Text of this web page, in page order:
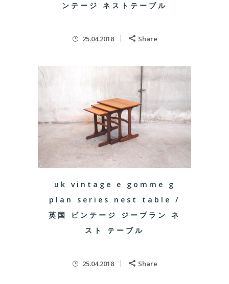
ンテージ ネストテーブル
25.04.2018 Share
uk vintage e gomme g
plan series nest table /
英国 ビンテージ ジープラン ネ
スト テーブル
25.04.2018 Share